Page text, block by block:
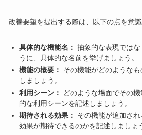
改善要望を提出する際は、以下の点を意識
具体的な機能名： 抽象的な表現ではな
うに、具体的な名前を挙げましょう。
機能の概要：
その機能がどのような
しましょう。
利用シーン：
どのような場面でその
的な利用シーンを記述しましょう。
期待される効果：
その機能が追加さ
効果が期待できるのかを記述しましょ